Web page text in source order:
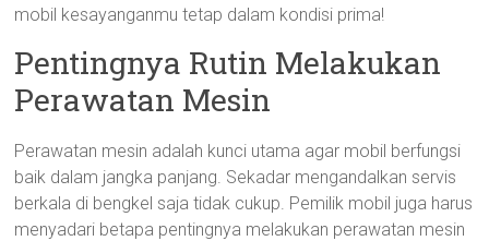
mobil kesayanganmu tetap dalam kondisi prima!
Pentingnya Rutin Melakukan
Perawatan Mesin
Perawatan mesin adalah kunci utama agar mobil berfungsi
baik dalam jangka panjang. Sekadar mengandalkan servis
berkala di bengkel saja tidak cukup. Pemilik mobil juga harus
menyadari betapa pentingnya melakukan perawatan mesin